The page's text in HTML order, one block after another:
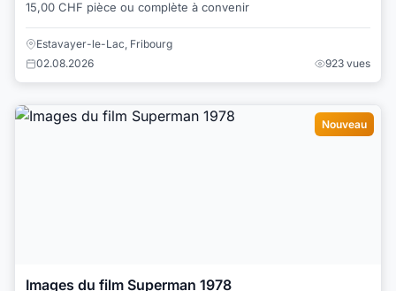
15,00 CHF pièce ou complète à convenir
Estavayer-le-Lac, Fribourg
02.08.2026
923 vues
Nouveau
Images du film Superman 1978